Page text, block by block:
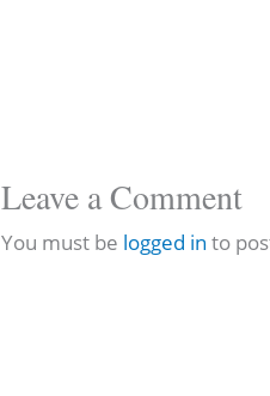
Leave a Comment
You must be logged in to